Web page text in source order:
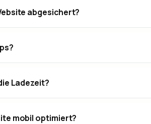
abgesichert?
Ladezeit?
mobil optimiert?